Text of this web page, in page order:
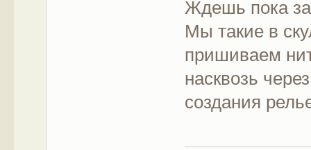
Ждешь пока
Мы такие в
пришиваем
насквозь
создания